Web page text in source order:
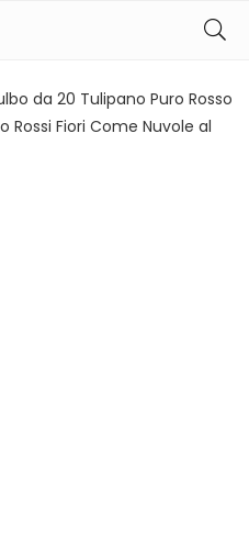
da 20 Tulipano Puro Rosso
Rossi Fiori Come Nuvole al